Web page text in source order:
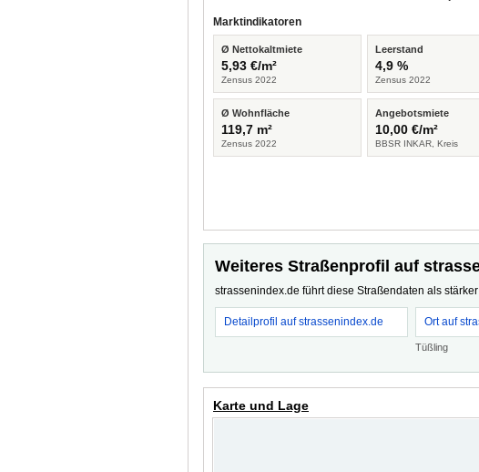
Marktindikatoren
Ø Nettokaltmiete
5,93 €/m²
Zensus 2022
Leerstand
4,9 %
Zensus 2022
Ø Wohnfläche
119,7 m²
Zensus 2022
Angebotsmiete
10,00 €/m²
BBSR INKAR, Kreis
Weiteres Straßenprofil auf
strassenindex.de führt diese Straßendaten als
Detailprofil auf strassenindex.de Ort auf
Tüßling
Karte und Lage